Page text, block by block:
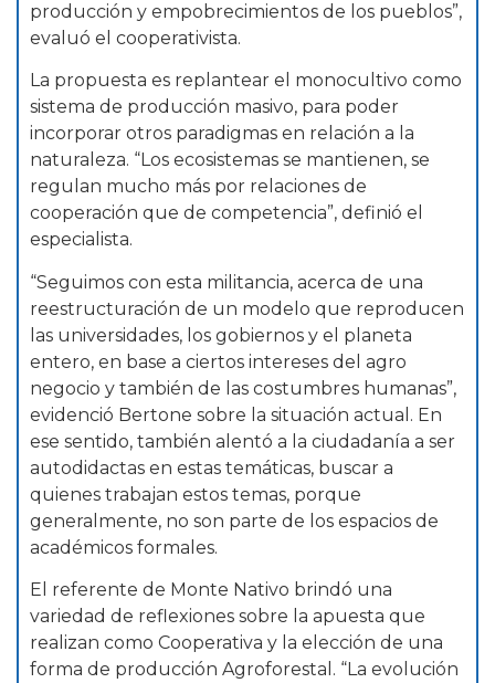
producción y empobrecimientos de los pueblos”,
evaluó el cooperativista.
La propuesta es replantear el monocultivo como
sistema de producción masivo, para poder
incorporar otros paradigmas en relación a la
naturaleza. “Los ecosistemas se mantienen, se
regulan mucho más por relaciones de
cooperación que de competencia”, definió el
especialista.
“Seguimos con esta militancia, acerca de una
reestructuración de un modelo que reproducen
las universidades, los gobiernos y el planeta
entero, en base a ciertos intereses del agro
negocio y también de las costumbres humanas”,
evidenció Bertone sobre la situación actual. En
ese sentido, también alentó a la ciudadanía a ser
autodidactas en estas temáticas, buscar a
quienes trabajan estos temas, porque
generalmente, no son parte de los espacios de
académicos formales.
El referente de Monte Nativo brindó una
variedad de reflexiones sobre la apuesta que
realizan como Cooperativa y la elección de una
forma de producción Agroforestal. “La evolución